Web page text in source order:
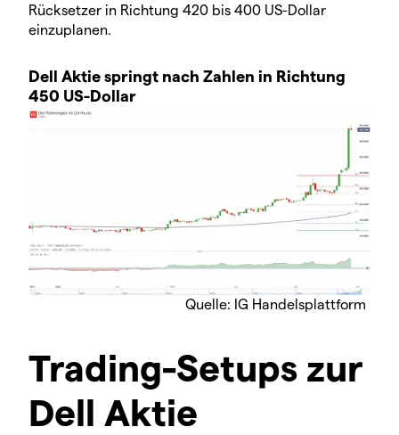
Rücksetzer in Richtung 420 bis 400 US-Dollar
einzuplanen.
Dell Aktie springt nach Zahlen in Richtung
450 US-Dollar
Quelle: IG Handelsplattform
Trading-Setups zur
Dell Aktie